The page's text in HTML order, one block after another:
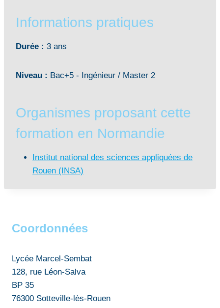
Informations pratiques
Durée : 3 ans
Niveau : Bac+5 - Ingénieur / Master 2
Organismes proposant cette
formation en Normandie
Institut national des sciences appliquées de
Rouen (INSA)
Coordonnées
Lycée Marcel-Sembat
128, rue Léon-Salva
BP 35
76300 Sotteville-lès-Rouen